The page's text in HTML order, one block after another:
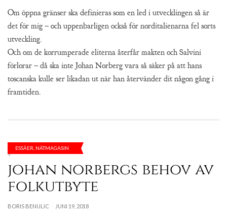
Om öppna gränser ska definieras som en led i utvecklingen så är
det för mig – och uppenbarligen också för norditalienarna fel sorts
utveckling.
Och om de korrumperade eliterna återfår makten och Salvini
förlorar – då ska inte Johan Norberg vara så säker på att hans
toscanska kulle ser likadan ut när han återvänder dit någon gång i
framtiden.
ESSÄER NÄTMAGASIN
johan norbergs behov av
folkutbyte
BORIS BENULIC JUNI 19, 2018